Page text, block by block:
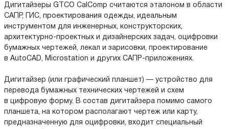
Дигитайзеры GTCO CalComp считаются эталоном в области
САПР, ГИС, проектирования одежды, идеальным
инструментом для инженерных, конструкторских,
архитектурно-проектных и дизайнерских задач, оцифровки
бумажных чертежей, лекал и зарисовки, проектирование
в AutoCAD, Microstation и других САПР-приложениях.
Дигитайзер (или графический планшет) — устройство для
перевода бумажных технических чертежей и схем
в цифровую форму. В состав дигитайзера помимо самого
планшета, на котором располагают чертеж или карту,
предназначенную для оцифровки, входит специальный